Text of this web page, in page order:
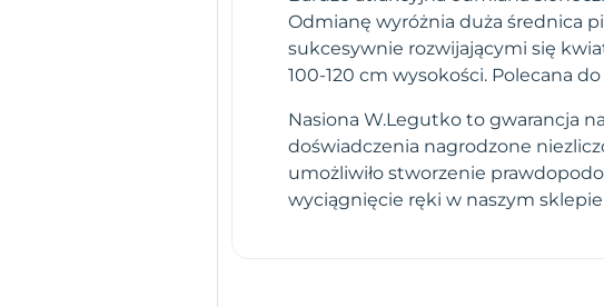
Odmianę wyróżnia duża średnica
sukcesywnie rozwijającymi się
100-120 cm wysokości. Polecana
Nasiona W.Legutko to gwarancja
doświadczenia nagrodzone
umożliwiło stworzenie
wyciągnięcie ręki w naszym